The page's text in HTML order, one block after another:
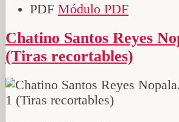
PDF Módulo PDF
Chatino Santos Reyes Nopala. Asesor. MIBES 1
(Tiras recortables)